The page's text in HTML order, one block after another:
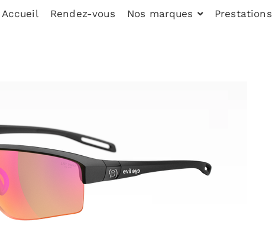
Accueil Rendez-vous Nos marques Prestations